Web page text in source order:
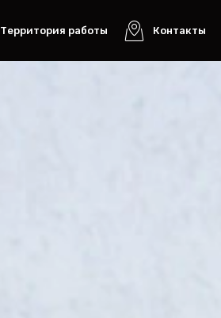
Территория работы Контакты